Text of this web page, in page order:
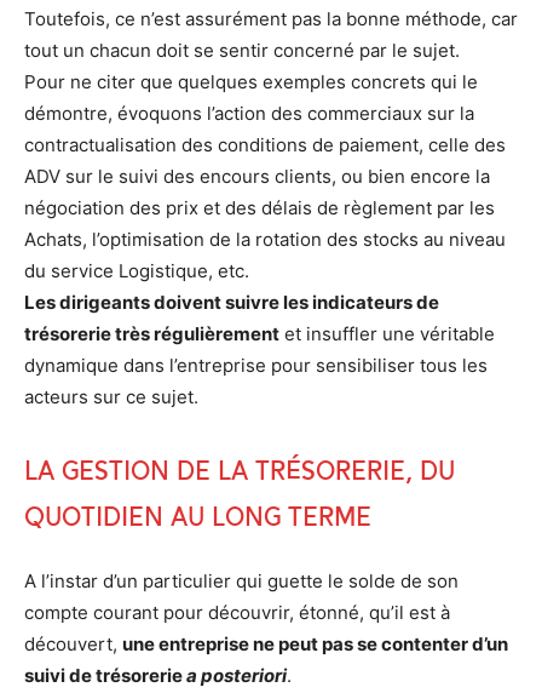
Toutefois, ce n’est assurément pas la bonne méthode, car
tout un chacun doit se sentir concerné par le sujet.
Pour ne citer que quelques exemples concrets qui le
démontre, évoquons l’action des commerciaux sur la
contractualisation des conditions de paiement, celle des
ADV sur le suivi des encours clients, ou bien encore la
négociation des prix et des délais de règlement par les
Achats, l’optimisation de la rotation des stocks au niveau
du service Logistique, etc.
Les dirigeants doivent suivre les indicateurs de
trésorerie très régulièrement et insuffler une véritable
dynamique dans l’entreprise pour sensibiliser tous les
acteurs sur ce sujet.
La gestion de la trésorerie, du
quotidien au long terme
A l’instar d’un particulier qui guette le solde de son
compte courant pour découvrir, étonné, qu’il est à
découvert, une entreprise ne peut pas se contenter d’un
suivi de trésoreriea posteriori.